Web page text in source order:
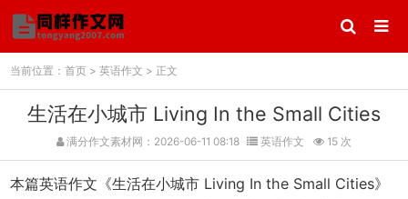
当前位置： 首页> 英语作文 > 正文
生活在小城市 Living In the Small Cities
满分作文素材网：2026-06-11 08:18 英语作文 15 次
本篇英语作文《生活在小城市 Living In the Small Cities》